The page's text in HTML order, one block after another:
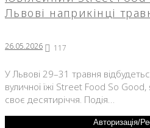
Львові наприкінці
26.05.2026 117
У Львові 29–31 травня
вуличної їжі Street Food So
своє десятиріччя. Подія…
Авторизація/